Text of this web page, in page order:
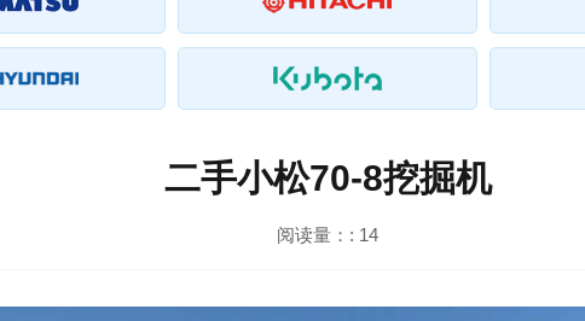
二手小松70-8挖掘机
阅读量：: 14